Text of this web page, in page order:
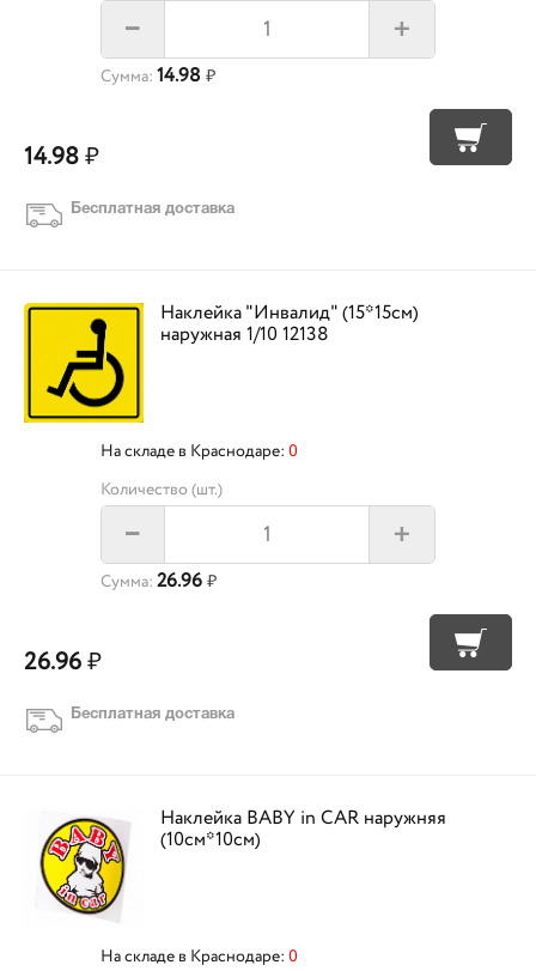
– +
Сумма: 14.98 ₽
14.98₽
Бесплатная доставка
Наклейка "Инвалид" (15*15см)
наружная 1/10 12138
На складе в Краснодаре: 0
Количество (шт.)
– +
Сумма: 26.96 ₽
26.96₽
Бесплатная доставка
Наклейка BABY in CAR наружняя
(10см*10см)
На складе в Краснодаре: 0